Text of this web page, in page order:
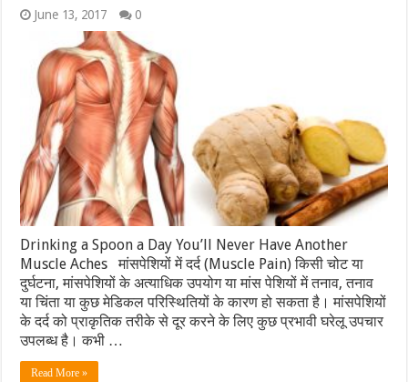
June 13, 2017 0
Drinking a Spoon a Day You’ll Never Have Another
Muscle Aches मांसपेशियों में दर्द (Muscle Pain) किसी चोट या
दुर्घटना, मांसपेशियों के अत्याधिक उपयोग या मांस पेशियों में तनाव, तनाव
या चिंता या कुछ मेडिकल परिस्थितियों के कारण हो सकता है। मांसपेशियों
के दर्द को प्राकृतिक तरीके से दूर करने के लिए कुछ प्रभावी घरेलू उपचार
उपलब्ध है। कभी …
Read More »